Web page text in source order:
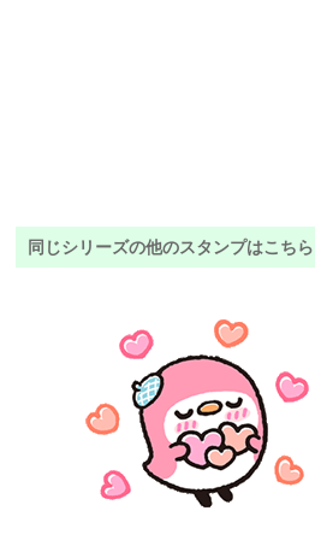
同じシリーズの他のスタンプはこちら